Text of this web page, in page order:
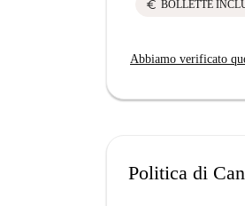
euro BOLLETTE
Abbiamo verificato
Politica di